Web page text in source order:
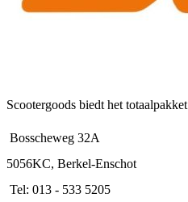
Scootergoods biedt het totaalpakket
Bosscheweg 32A
5056KC, Berkel-Enschot
Tel: 013 - 533 5205